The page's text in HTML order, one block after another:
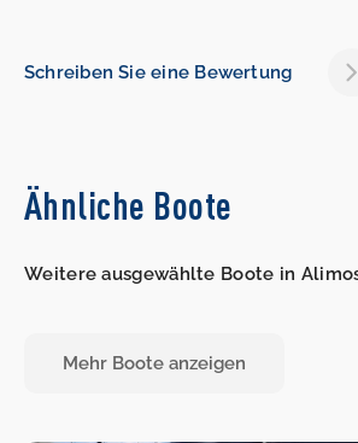
Schreiben Sie eine Bewertung
Ähnliche Boote
Weitere ausgewählte Boote in
Mehr Boote anzeigen